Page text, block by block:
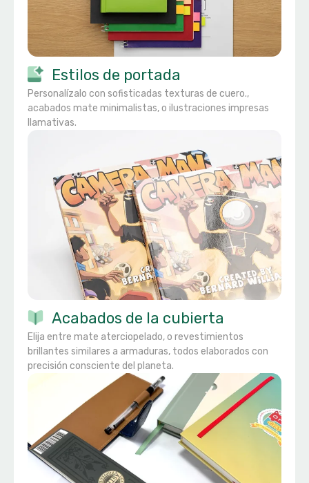
Estilos de portada
Personalízalo con sofisticadas texturas de cuero.,
acabados mate minimalistas, o ilustraciones impresas
llamativas.
Acabados de la cubierta
Elija entre mate aterciopelado, o revestimientos
brillantes similares a armaduras, todos elaborados con
precisión consciente del planeta.